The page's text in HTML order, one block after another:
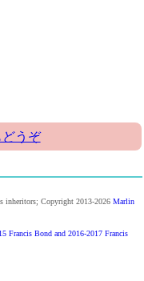
うぞ
inheritors; Copyright 2013-2026 Marlin
Francis Bond and 2016-2017 Francis